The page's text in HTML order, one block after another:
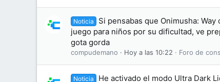
Noticia
Si pensabas que Onimusha:
juego para niños por su dificultad, ve
gota gorda
compudemano Hoy a las 10:22 Foro de
Noticia
He activado el modo Ultra Dark